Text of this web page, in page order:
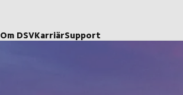
Om DSVKarriärSupport